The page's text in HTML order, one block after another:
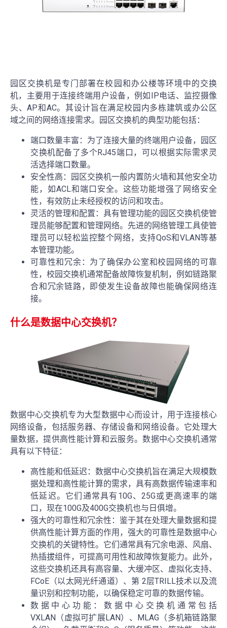
园区交换机是专门部署在校园和办公楼等环境中的交换
机，主要用于连接终端用户设备，例如IP电话、监控摄像
头、AP和AC。其设计旨在满足校园内多栋建筑或办公区
域之间的网络连接需求。园区交换机的典型功能包括：
端口数量丰富：为了连接大量的终端用户设备，园区
交换机配备了多个RJ45端口，可以根据实际需求灵
活选择端口数量。
安全性高：园区交换机一般内置防火墙和其他安全功
能，如ACL和端口安全。这些功能增强了网络安全
性，有效防止未经授权的访问和攻击。
灵活的管理和配置：具有管理功能的园区交换机使管
理员能够配置和管理网络。先进的网络管理工具使管
理员可以轻松监控整个网络，支持QoS和VLAN等基
本管理功能。
可靠性和冗余：为了确保办公室和校园网络的可靠
性，校园交换机通常配备故障恢复机制，例如链路聚
合和冗余链路，即使发生设备故障也能确保网络连
接。
什么是数据中心交换机？
数据中心交换机专为大型数据中心而设计，用于连接核心
网络设备，包括服务器、存储设备和网络设备。它处理大
量数据，提供高性能计算和云服务。数据中心交换机通常
具有以下特征：
高性能和低延迟：数据中心交换机旨在满足大规模数
据处理和高性能计算的需求，具有高数据传输速率和
低延迟。它们通常具有10G、25G或更高速率的端
口，现在100G及400G交换机也与日俱增。
强大的可靠性和冗余性：鉴于其在处理大量数据和提
供高性能计算方面的作用，强大的可靠性是数据中心
交换机的关键特性。它们通常具有冗余电源、风扇、
热插拔组件，可提高可用性和故障恢复能力。此外，
这些交换机还具有高容量、大缓冲区、虚拟化支持、
FCoE（以太网光纤通道）、第 2层TRILL技术以及流
量识别和控制功能，以确保稳定可靠的数据传输。
数据中心功能：数据中心交换机通常包括
VXLAN（虚拟可扩展LAN）、MLAG（多机箱链路聚